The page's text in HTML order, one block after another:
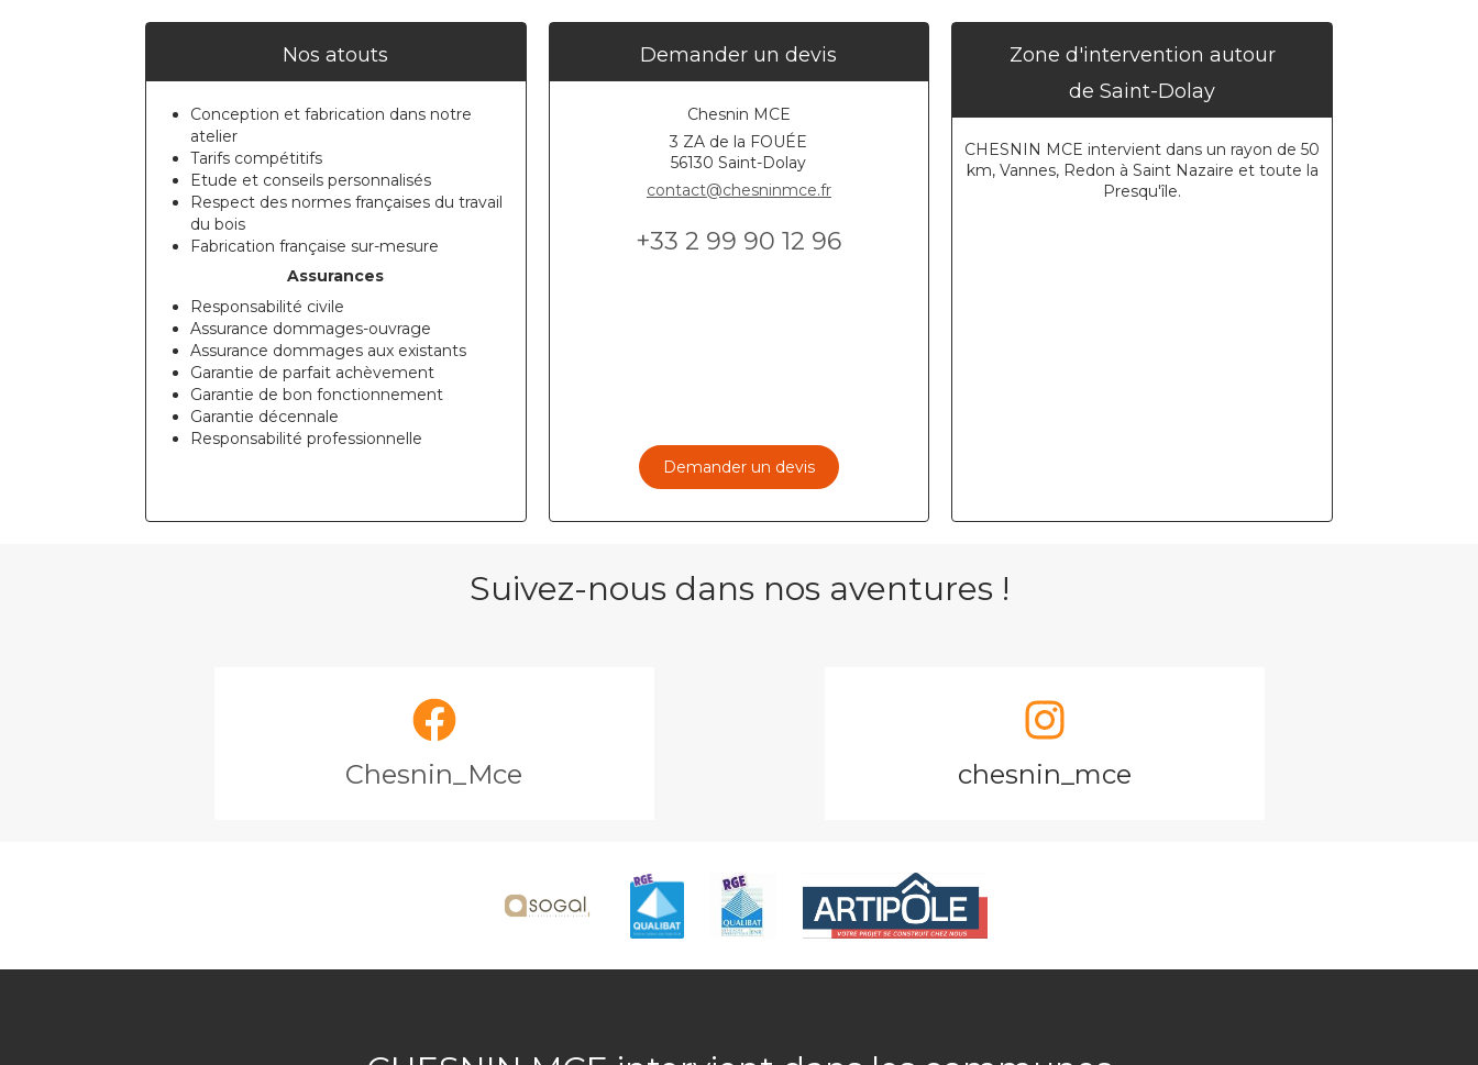
Nos atouts
Conception et fabrication dans notre
atelier
Tarifs compétitifs
Etude et conseils personnalisés
Respect des normes françaises du travail
du bois
Fabrication française sur-mesure
Assurances
Responsabilité civile
Assurance dommages-ouvrage
Assurance dommages aux existants
Garantie de parfait achèvement
Garantie de bon fonctionnement
Garantie décennale
Responsabilité professionnelle
Demander un devis
Chesnin MCE
3 ZA de la FOUÉE
56130 Saint-Dolay
contact@chesninmce.fr
+33 2 99 90 12 96
Demander un devis
Zone d'intervention autour
de Saint-Dolay
CHESNIN MCE intervient dans un rayon de 50
km, Vannes, Redon à Saint Nazaire et toute la
Presqu'île.
Suivez-nous dans nos aventures !
Chesnin_Mce chesnin_mce